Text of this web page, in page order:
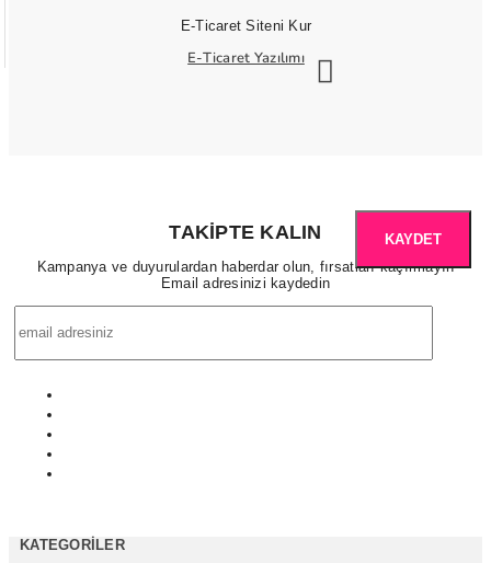
E-Ticaret Siteni Kur
E-Ticaret Yazılımı
TAKIPTE KALIN
Kampanya ve duyurulardan haberdar olun, fırsatları kaçırmayın
Email adresinizi kaydedin
KAYDET
KATEGORILER